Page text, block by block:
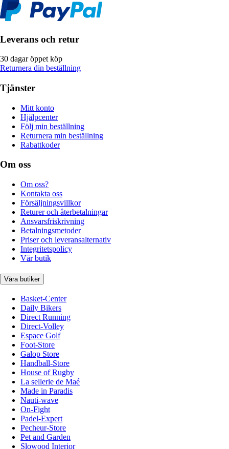
Leverans och retur
30 dagar öppet köp
Returnera din beställning
Tjänster
Mitt konto
Hjälpcenter
Följ min beställning
Returnera min beställning
Rabattkoder
Om oss
Om oss?
Kontakta oss
Försäljningsvillkor
Returer och återbetalningar
Ansvarsfriskrivning
Betalningsmetoder
Priser och leveransalternativ
Integritetspolicy
Vår butik
Våra butiker
Basket-Center
Daily Bikers
Direct Running
Direct-Volley
Espace Golf
Foot-Store
Galop Store
Handball-Store
House of Rugby
La sellerie de Maé
Made in Paradis
Nauti-wave
On-Fight
Padel-Expert
Pecheur-Store
Pet and Garden
Slowood Interior